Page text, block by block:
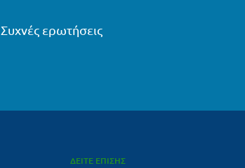
Συχνές ερωτήσεις
ΔΕΙΤΕ ΕΠΙΣΗΣ